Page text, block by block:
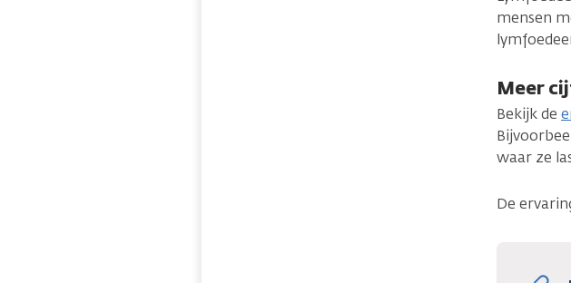
mensen
Meer
Bekijk de
waar ze
De